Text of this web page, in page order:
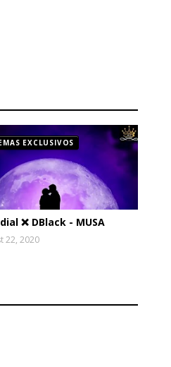
EXCLUSIVOS
❌ DBlack - MUSA
22, 2020